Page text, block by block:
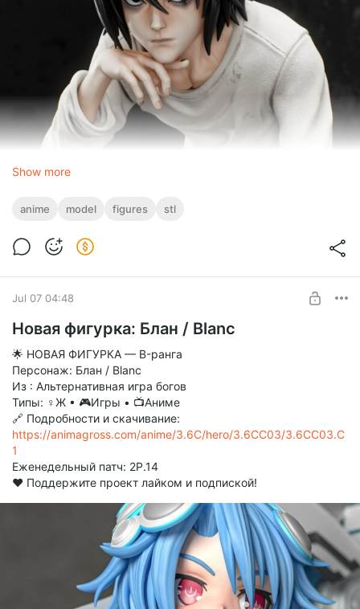
Show more
anime model figures stl
Jul 07 04:48
Новая фигурка: Блан / Blanc
🌟 НОВАЯ ФИГУРКА — B-ранга
Персонаж: Блан / Blanc
Из : Альтернативная игра богов
Типы: ♀Ж • 🎮Игры • 📺Аниме
🔗 Подробности и скачивание:
https://animagross.com/anime/3.6C/hero/3.6CC03/3.6CC03.C
1
Еженедельный патч: 2P.14
❤️ Поддержите проект лайком и подпиской!